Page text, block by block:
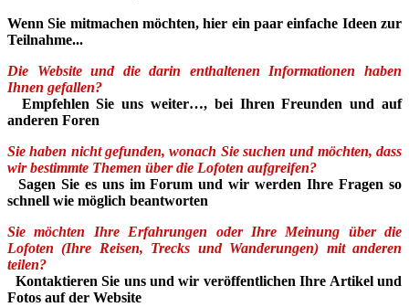
Wenn Sie mitmachen möchten, hier ein paar einfache Ideen zur
Teilnahme...
Die Website und die darin enthaltenen Informationen haben
Ihnen gefallen?
Empfehlen Sie uns weiter…, bei Ihren Freunden und auf
anderen Foren
Sie haben nicht gefunden, wonach Sie suchen und möchten, dass
wir bestimmte Themen über die Lofoten aufgreifen?
Sagen Sie es uns im Forum und wir werden Ihre Fragen so
schnell wie möglich beantworten
Sie möchten Ihre Erfahrungen oder Ihre Meinung über die
Lofoten (Ihre Reisen, Trecks und Wanderungen) mit anderen
teilen?
Kontaktieren Sie uns und wir veröffentlichen Ihre Artikel und
Fotos auf der Website